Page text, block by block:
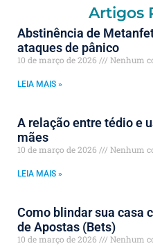
Artigos
Abstinência de
ataques de pânico
10 de março de 2026 Nenhum
LEIA MAIS »
A relação entre tédio e
mães
10 de março de 2026 Nenhum
LEIA MAIS »
Como blindar sua casa
de Apostas (Bets)
10 de março de 2026 Nenhum